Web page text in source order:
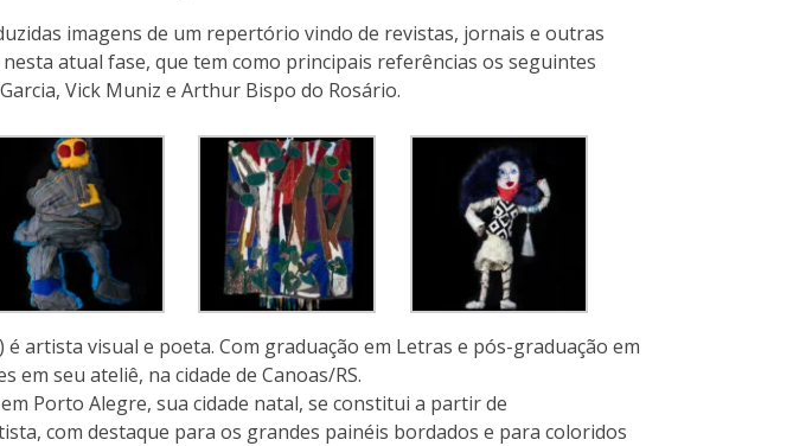
imagens de um repertório vindo de revistas, jornais e outras
atual fase, que tem como principais referências os seguintes
Vick Muniz e Arthur Bispo do Rosário.
é artista visual e poeta. Com graduação em Letras e pós-graduação em
em seu ateliê, na cidade de Canoas/RS.
Porto Alegre, sua cidade natal, se constitui a partir de
com destaque para os grandes painéis bordados e para coloridos